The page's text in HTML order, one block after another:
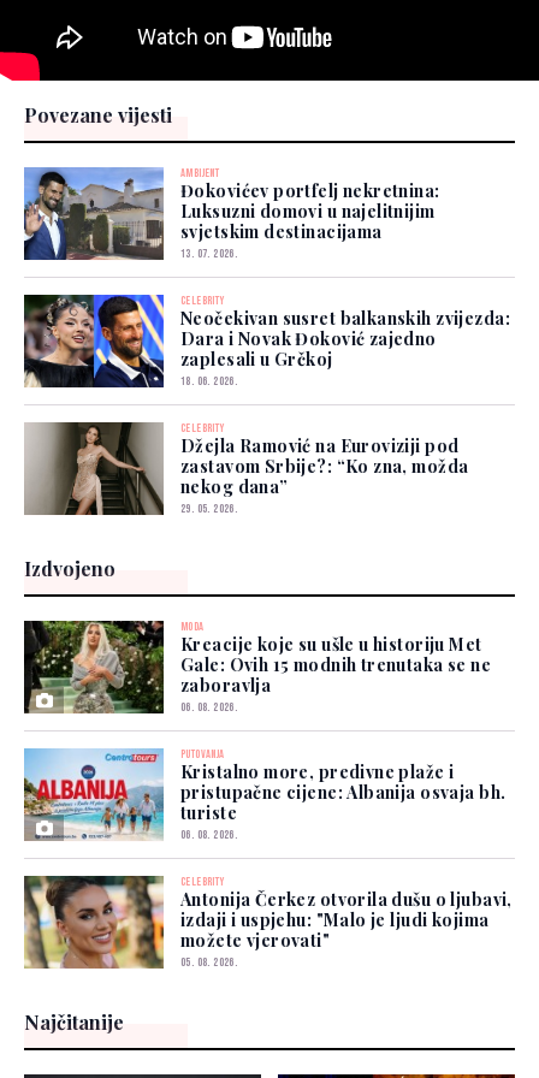
Povezane vijesti
AMBIJENT
Đokovićev portfelj nekretnina:
Luksuzni domovi u najelitnijim
svjetskim destinacijama
13. 07. 2026.
CELEBRITY
Neočekivan susret balkanskih zvijezda:
Dara i Novak Đoković zajedno
zaplesali u Grčkoj
18. 06. 2026.
CELEBRITY
Džejla Ramović na Euroviziji pod
zastavom Srbije?: “Ko zna, možda
nekog dana”
29. 05. 2026.
Izdvojeno
MODA
Kreacije koje su ušle u historiju Met
Gale: Ovih 15 modnih trenutaka se ne
zaboravlja
06. 08. 2026.
PUTOVANJA
Kristalno more, predivne plaže i
pristupačne cijene: Albanija osvaja bh.
turiste
06. 08. 2026.
CELEBRITY
Antonija Čerkez otvorila dušu o ljubavi,
izdaji i uspjehu: "Malo je ljudi kojima
možete vjerovati"
05. 08. 2026.
Najčitanije